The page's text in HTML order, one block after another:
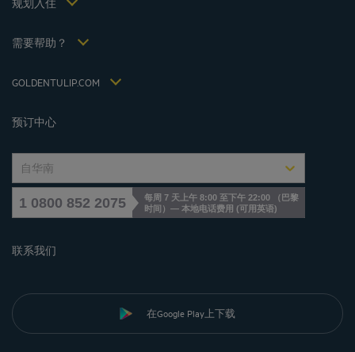
会议和活动
需要帮助？
常见问答
GOLDENTULIP.COM
税收政策 2021
Jin Jiang International
预订中心
自华南
1 0800 852 2075
每周 7 天上午 8:00 至下午 22:00 （巴黎
时间）— 本地电话费用 (可用英语)
联系我们
在Google Play上下载